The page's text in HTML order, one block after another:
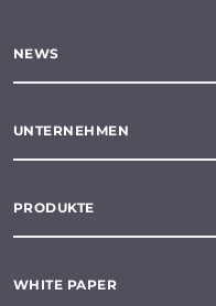
NEWS
UNTERNEHMEN
PRODUKTE
WHITE PAPER